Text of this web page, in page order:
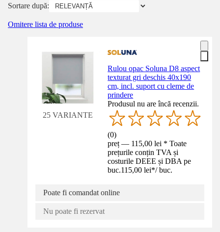
Sortare după:
Omitere lista de produse
25 VARIANTE
Rulou opac Soluna D8 aspect
texturat gri deschis 40x190
cm, incl. suport cu cleme de
prindere
Produsul nu are încă recenzii.
(0)
preț — 115,00 lei * Toate
prețurile conțin TVA și
costurile DEEE și DBA pe
buc.115,00 lei*/ buc.
Poate fi comandat online
Nu poate fi rezervat